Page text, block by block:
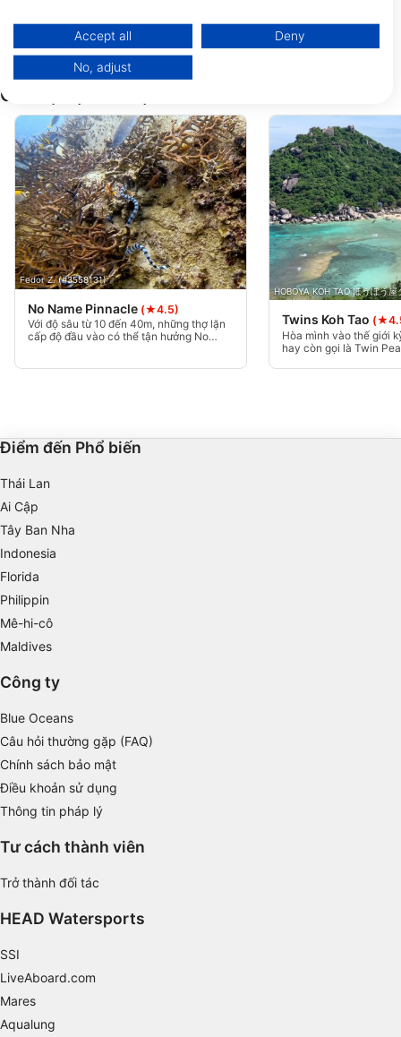
7/1 Moo 2, Koh Tao, 84360
Koh Tao, ThÁi Lan
9/303 Moo 1, Koh
84360 Koh
Surat Thani, ThÁi
Các địa lặn lân cận
Fedor Z. (#3558131)
No Name Pinnacle (★4.5)
Với độ sâu từ 10 đến 40m, những thợ lặn
cấp độ đầu vào có thể tận hưởng No
địa điểm này.
HOBOYA KOH TAO ほうぼう
Twins Koh Tao
Hòa mình vào thế giới
hay còn gọi là Twin
tảng đá khổng lồ dưới
Koh Nangyuan!
Điểm đến Phổ biến
Thái Lan
Ai Cập
Tây Ban Nha
Indonesia
Florida
Philippin
Mê-hi-cô
Maldives
Công ty
Blue Oceans
Câu hỏi thường gặp (FAQ)
Chính sách bảo mật
Điều khoản sử dụng
Thông tin pháp lý
Tư cách thành viên
Trở thành đối tác
HEAD Watersports
SSI
LiveAboard.com
Mares
Aqualung
Data may be shared outside of the European Union and send to the USA.
Your consent and the cookie policy applies solely to this website/app.
View Partner List (1 IAB Vendors)
IAB processing purposes:
Store and/or access information on a device
Use limited data to select advertising
Create profiles for personalised advertising
Use profiles to select personalised
advertising
Create profiles to personalise content
Use profiles to select personalised content
Understand audiences through statistics or
Develop and improve services
IAB Special Features:
Use precise geolocation data
actively requested
Non-IAB processing purposes:
Necessary
Performance
Functional
Advertising
Accept all Deny
No, adjust